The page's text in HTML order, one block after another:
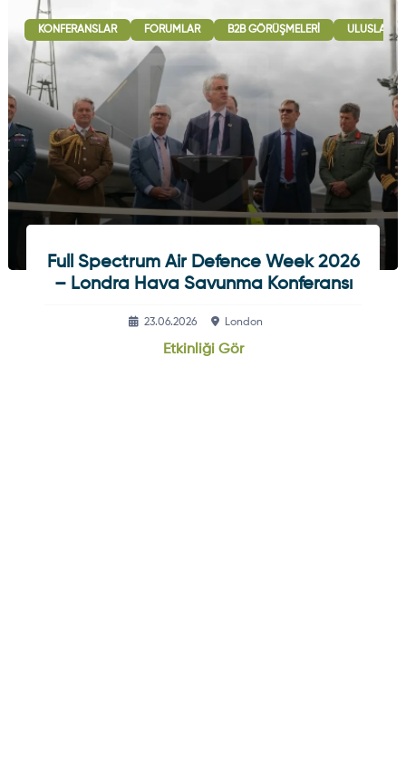
KONFERANSLAR FORUMLAR B2B GÖRÜŞMELERI
Full Spectrum Air Defence Week 2026
– Londra Hava Savunma Konferansı
23.06.2026 London
Etkinliği Gör